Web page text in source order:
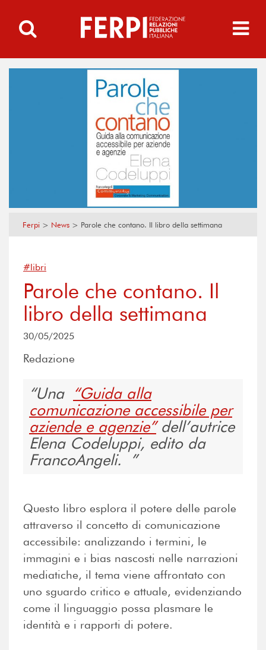
Ferpi > News > Parole che contano. Il libro della settimana
#libri
Parole che contano. Il
libro della settimana
30/05/2025
Redazione
Una “Guida alla
comunicazione accessibile per
aziende e agenzie”dell’autrice
Elena Codeluppi, edito da
FrancoAngeli.
Questo libro esplora il potere delle parole
attraverso il concetto di comunicazione
accessibile: analizzando i termini, le
immagini e i bias nascosti nelle narrazioni
mediatiche, il tema viene affrontato con
uno sguardo critico e attuale, evidenziando
come il linguaggio possa plasmare le
identità e i rapporti di potere.